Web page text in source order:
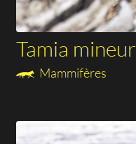
Tamia mineur
Mammifères